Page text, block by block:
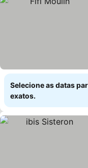
Selecione as datas
exatos.